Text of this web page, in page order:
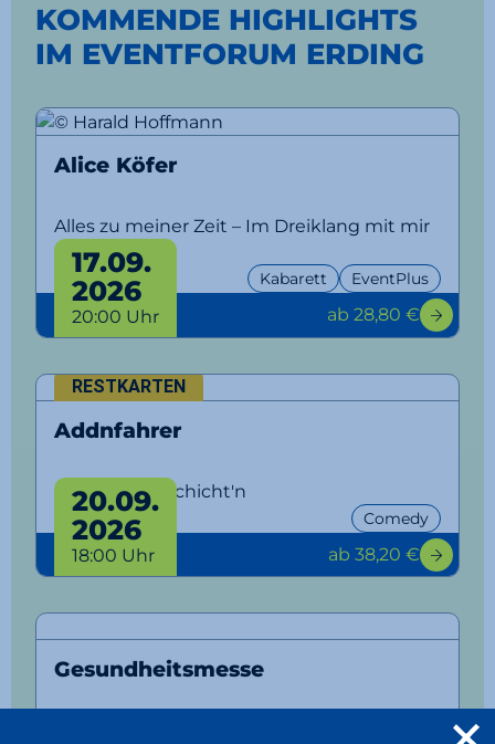
KOMMENDE HIGHLIGHTS
IM EVENTFORUM ERDING
Alice Köfer
Alles zu meiner Zeit – Im Dreiklang mit mir
selbst
Kabarett EventPlus
17.09.
2026
20:00 Uhr ab 28,80 €
RESTKARTEN
Addnfahrer
Lausbuam Gschicht'n
Comedy
20.09.
2026
18:00 Uhr ab 38,20 €
Gesundheitsmesse